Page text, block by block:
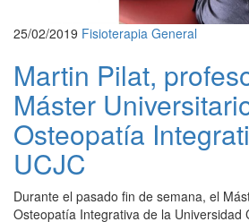
25/02/2019 Fisioterapia General
Martin Pilat,
Máster
Osteopatía
UCJC
Durante el pasado fin de semana, el
Osteopatía Integrativa de la Universidad